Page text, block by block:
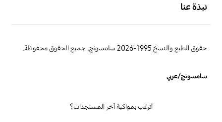
نبذة عنا
حقوق الطبع والنسخ 1995-2026 سامسونج. جميع الحقوق محفوظة.
سامسونج/عربي
أترغب بمواكبة آخر المستجدات؟